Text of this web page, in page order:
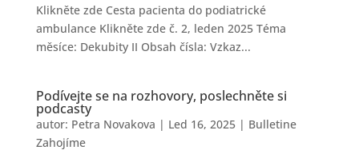
Klikněte zde Cesta pacienta do podiatrické
ambulance Klikněte zde č. 2, leden 2025 Téma
měsíce: Dekubity II Obsah čísla: Vzkaz...
Podívejte se na rozhovory, poslechněte si
podcasty
autor: Petra Novakova | Led 16, 2025| Bulletine
Zahojíme